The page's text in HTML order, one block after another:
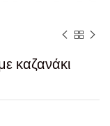
καζανάκι